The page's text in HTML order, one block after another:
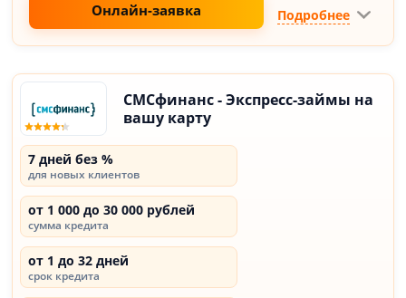
Онлайн-заявка Подробнее
СМСфинанс - Экспресс-займы на
вашу карту
7 дней без %
для новых клиентов
от 1 000 до 30 000 рублей
сумма кредита
от 1 до 32 дней
срок кредита